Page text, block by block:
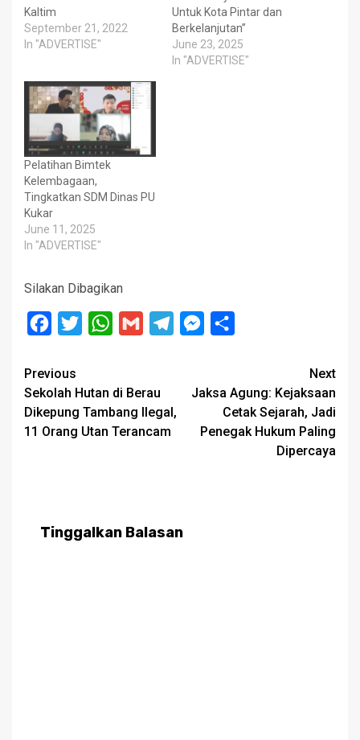
Kaltim
September 21, 2022
In "ADVERTISE"
Untuk Kota Pintar dan
Berkelanjutan”
June 23, 2025
In "ADVERTISE"
Pelatihan Bimtek
Kelembagaan,
Tingkatkan SDM Dinas PU
Kukar
June 11, 2025
In "ADVERTISE"
Silakan Dibagikan
Facebook
Twitter WhatsApp
Gmail TelegramMessenger
Post
navigation
Previous
Sekolah Hutan di Berau
Dikepung Tambang Ilegal,
11 Orang Utan Terancam
Next
Jaksa Agung: Kejaksaan
Cetak Sejarah, Jadi
Penegak Hukum Paling
Dipercaya
Tinggalkan Balasan